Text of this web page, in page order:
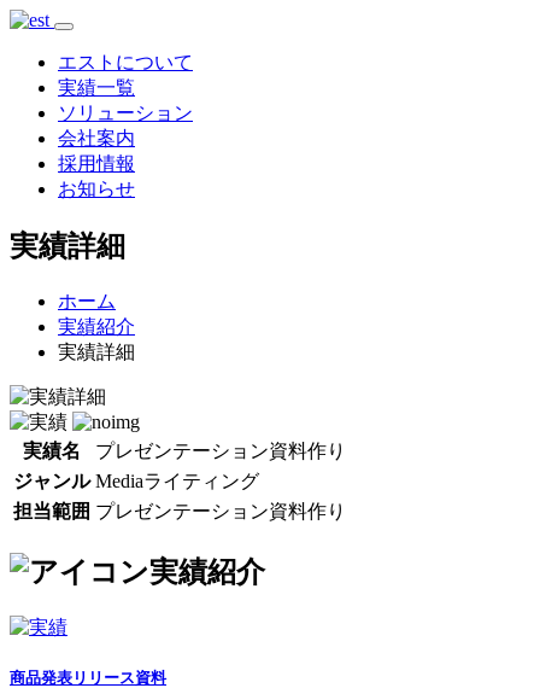
エストについて
実績一覧
ソリューション
会社案内
採用情報
お知らせ
実績詳細
ホーム
実績紹介
実績詳細
実績名
プレゼンテーション資料作り
ジャンル Mediaライティング
担当範囲 プレゼンテーション資料作り
実績紹介
商品発表リリース資料